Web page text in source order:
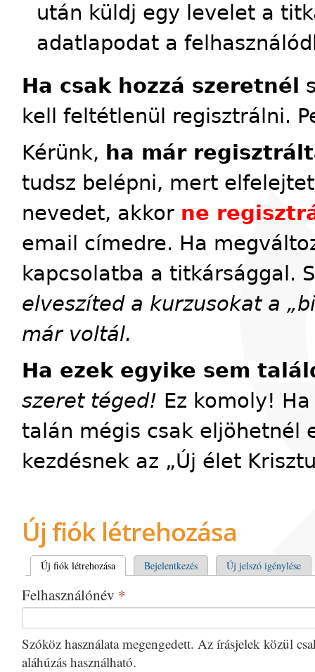
után küldj egy levelet a
adatlapodat a
Ha csak hozzá szeretnél
kell feltétlenül regisztrálni.
Kérünk, ha már
tudsz belépni, mert
nevedet, akkor ne
email címedre. Ha
kapcsolatba a titkársággal.
elveszíted a kurzusokat a
már voltál.
Ha ezek egyike sem
szeret téged! Ez komoly!
talán mégis csak eljöhetnél
kezdésnek az „Új élet
Új fiók létrehozása
Elsődleges fülek
Új fiók létrehozása(aktív fül)Bejelentkezés Új jelszó igénylése
Felhasználónév *
Szóköz használata megengedett. Az írásjelek közül
aláhúzás használható.